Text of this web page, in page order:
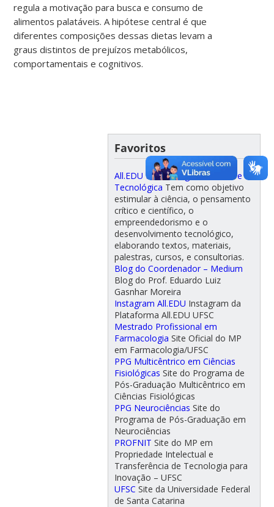
regula a motivação para busca e consumo de
alimentos palatáveis. A hipótese central é que
diferentes composições dessas dietas levam a
graus distintos de prejuízos metabólicos,
comportamentais e cognitivos.
Favoritos
All.EDU Metodologia Científica e
Tecnológica Tem como objetivo
estimular à ciência, o pensamento
crítico e científico, o
empreendedorismo e o
desenvolvimento tecnológico,
elaborando textos, materiais,
palestras, cursos, e consultorias.
Blog do Coordenador – Medium
Blog do Prof. Eduardo Luiz
Gasnhar Moreira
Instagram All.EDU Instagram da
Plataforma All.EDU UFSC
Mestrado Profissional em
Farmacologia Site Oficial do MP
em Farmacologia/UFSC
PPG Multicêntrico em Ciências
Fisiológicas Site do Programa de
Pós-Graduação Multicêntrico em
Ciências Fisiológicas
PPG Neurociências Site do
Programa de Pós-Graduação em
Neurociências
PROFNIT Site do MP em
Propriedade Intelectual e
Transferência de Tecnologia para
Inovação – UFSC
UFSC Site da Universidade Federal
de Santa Catarina